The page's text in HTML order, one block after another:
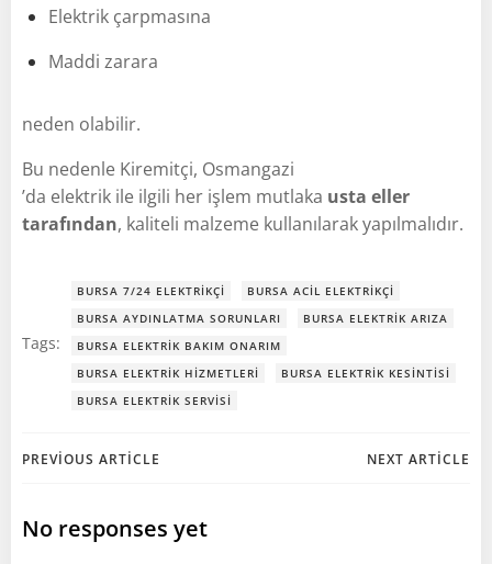
Elektrik çarpmasına
Maddi zarara
neden olabilir.
Bu nedenle Kiremitçi, Osmangazi
’da elektrik ile ilgili her işlem mutlaka usta eller
tarafından, kaliteli malzeme kullanılarak yapılmalıdır.
Tags:
BURSA 7/24 ELEKTRIKÇI
BURSA ACIL ELEKTRIKÇI
BURSA AYDINLATMA SORUNLARI
BURSA ELEKTRIK ARIZA
BURSA ELEKTRIK BAKIM ONARIM
BURSA ELEKTRIK HIZMETLERI
BURSA ELEKTRIK KESINTISI
BURSA ELEKTRIK SERVISI
Post
navigation
PREVIOUS ARTICLE NEXT ARTICLE
No responses yet